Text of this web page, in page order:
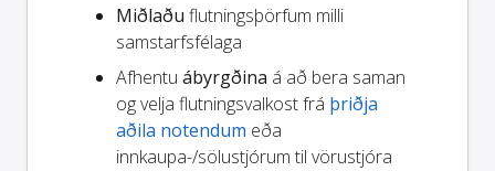
Miðlaðu flutningsþörfum milli
samstarfsfélaga
Afhentu ábyrgðina á að bera saman
og velja flutningsvalkost frá þriðja
aðila notendum eða
innkaupa-/sölustjórum til vörustjóra